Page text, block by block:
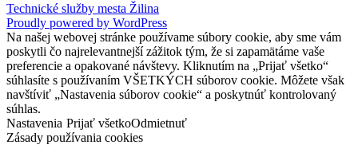
Technické služby mesta Žilina
Proudly powered by WordPress
Na našej webovej stránke používame súbory cookie, aby sme vám
poskytli čo najrelevantnejší zážitok tým, že si zapamätáme vaše
preferencie a opakované návštevy. Kliknutím na „Prijať všetko“
súhlasíte s používaním VŠETKÝCH súborov cookie. Môžete však
navštíviť „Nastavenia súborov cookie“ a poskytnúť kontrolovaný
súhlas.
Nastavenia Prijať všetkoOdmietnuť
Zásady používania cookies